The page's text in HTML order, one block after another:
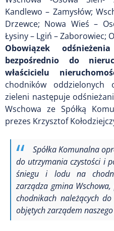
Kandlewo – Zamysłów;
Drzewce; Nowa Wieś –
Łysiny – Lgiń – Zaborowiec;
Obowiązek
bezpośrednio do
właścicielu
chodników oddzielonych
zieleni następuje
Wschowa ze Spółką
prezes Krzysztof
Spółka Komunalna
do utrzymania czystości i
śniegu i lodu na
zarządza gmina
chodnikach należących
objętych zarządem